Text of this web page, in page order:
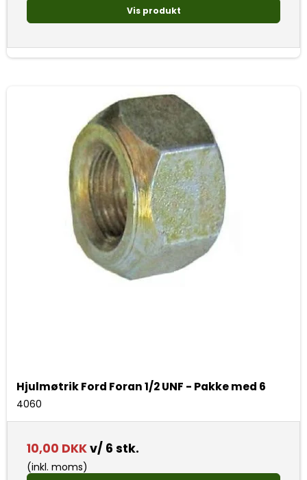
Vis produkt
Hjulmøtrik Ford Foran 1/2 UNF - Pakke med 6
4060
10,00 DKKv/ 6 stk.
(inkl. moms)